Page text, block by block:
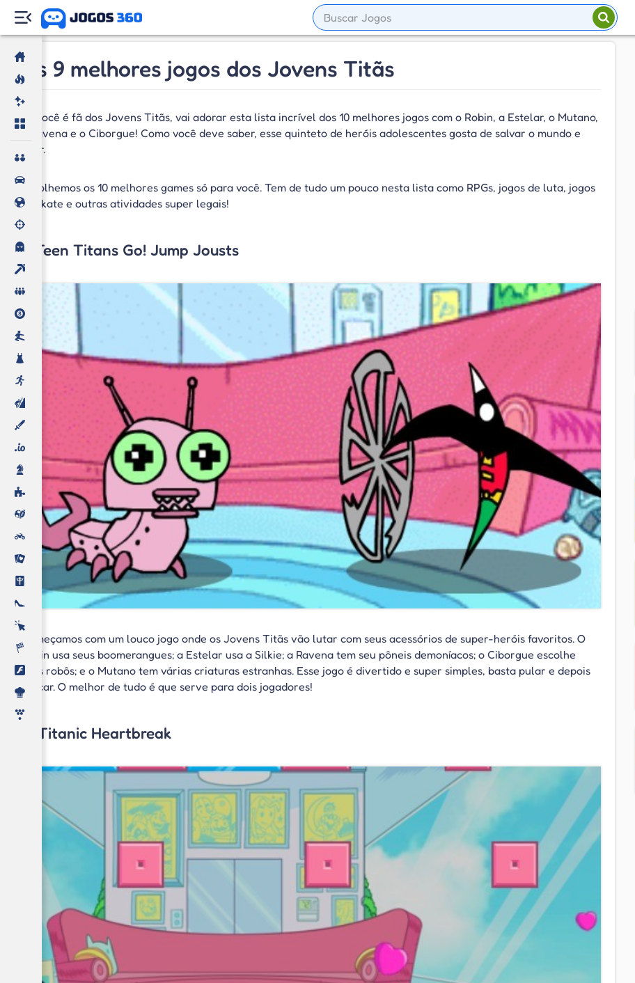
Os 9 melhores jogos dos Jovens Titãs
Se você é fã dos Jovens Titãs, vai adorar esta lista incrível dos 10 melhores jogos com o Robin, a Estelar, o Mutano,
a Ravena e o Ciborgue! Como você deve saber, esse quinteto de heróis adolescentes gosta de salvar o mundo e
zoar.
Escolhemos os 10 melhores games só para você. Tem de tudo um pouco nesta lista como RPGs, jogos de luta, jogos
de skate e outras atividades super legais!
1. Teen Titans Go! Jump Jousts
Começamos com um louco jogo onde os Jovens Titãs vão lutar com seus acessórios de super-heróis favoritos. O
Robin usa seus boomerangues; a Estelar usa a Silkie; a Ravena tem seu pôneis demoníacos; o Ciborgue escolhe
seus robôs; e o Mutano tem várias criaturas estranhas. Esse jogo é divertido e super simples, basta pular e depois
atacar. O melhor de tudo é que serve para dois jogadores!
2. Titanic Heartbreak